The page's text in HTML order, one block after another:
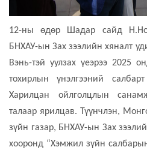
12-ны өдөр Шадар сайд
БНХАУ-ын Зах зээлийн хяналт
Вэнь-тэй уулзах үеэрээ 2025
тохирлын үнэлгээний
Харилцан ойлголцлын
талаар ярилцав. Түүнчлэн,
зүйн газар, БНХАУ-ын Зах
хооронд “Хэмжил зүйн